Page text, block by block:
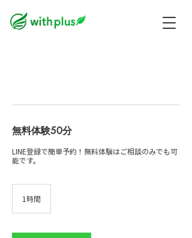
無料体験50分
LINE登録で簡単予約！無料体験はご相談のみでも可
1時間